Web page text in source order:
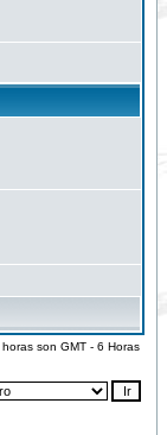
son GMT - 6 Horas